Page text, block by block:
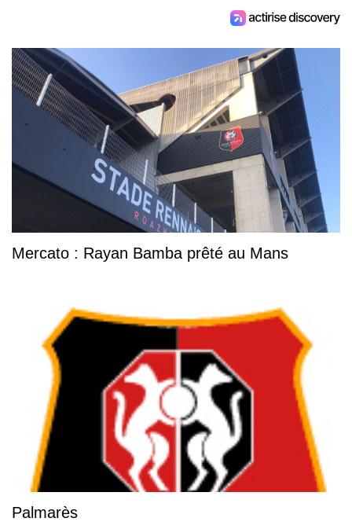
Mercato : Rayan Bamba prêté au Mans
Palmarès